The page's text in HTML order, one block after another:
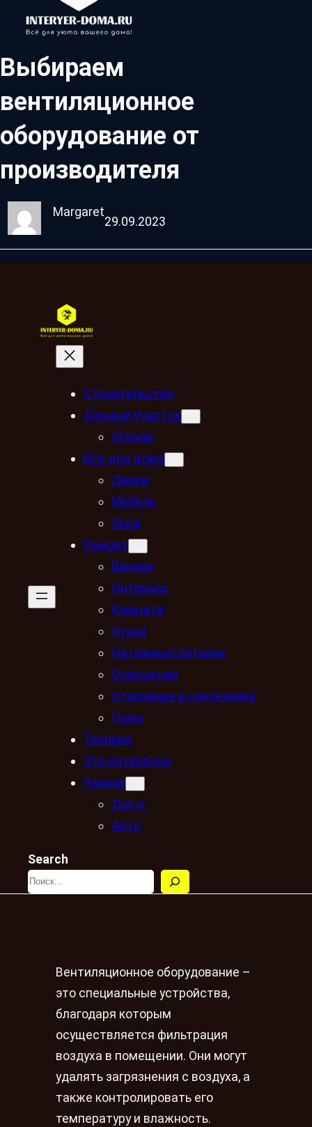
Выбираем
вентиляционное
оборудование от
производителя
Margaret
29.09.2023
Строительство
Дачный участок
Огород
Всё для дома
Двери
Мебель
Окна
Ремонт
Ванная
Интерьер
Комната
Кухня
Натяжные потолки
Освещение
Отопление и сантехника
Полы
Техника
Это интересно
Разное
Досуг
Авто
Search
Вентиляционное оборудование –
это специальные устройства,
благодаря которым
осуществляется фильтрация
воздуха в помещении. Они могут
удалять загрязнения с воздуха, а
также контролировать его
температуру и влажность.